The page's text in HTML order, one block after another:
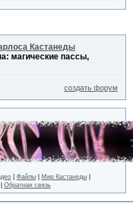
Кастанеды
магические пассы,
создать форум
Файлы Мир Кастанеды
Обратная связь